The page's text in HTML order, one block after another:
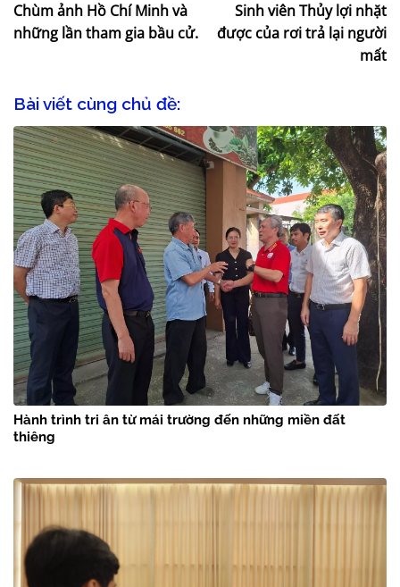
Chùm ảnh Hồ Chí Minh và
những lần tham gia bầu cử.
Sinh viên Thủy lợi nhặt
được của rơi trả lại người
mất
Bài viết cùng chủ đề:
Hành trình tri ân từ mái trường đến những miền đất
thiêng